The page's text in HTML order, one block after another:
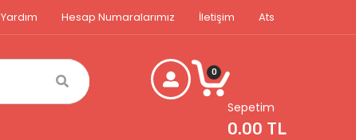
Yardım Hesap Numaralarımız İletişim Ats
0
Sepetim
0.00 TL